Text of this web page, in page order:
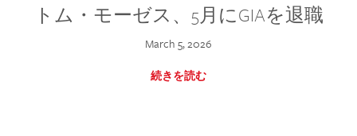
トム・モーゼス、5月にGIAを退職
March 5, 2026
続きを読む